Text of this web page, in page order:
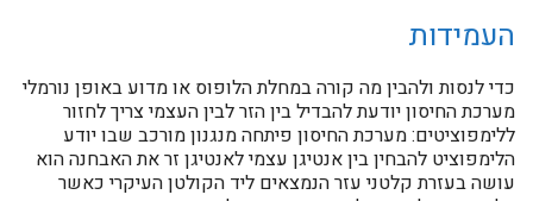
העמידות
כדי לנסות ולהבין מה קורה במחלת הלופוס או מדוע באופן נורמלי
מערכת החיסון יודעת להבדיל בין הזר לבין העצמי צריך לחזור
ללימפוציטים: מערכת החיסון פיתחה מנגנון מורכב שבו יודע
הלימפוציט להבחין בין אנטיגן עצמי לאנטיגן זר את האבחנה הוא
עושה בעזרת קלטני עזר הנמצאים ליד הקולטן העיקרי כאשר